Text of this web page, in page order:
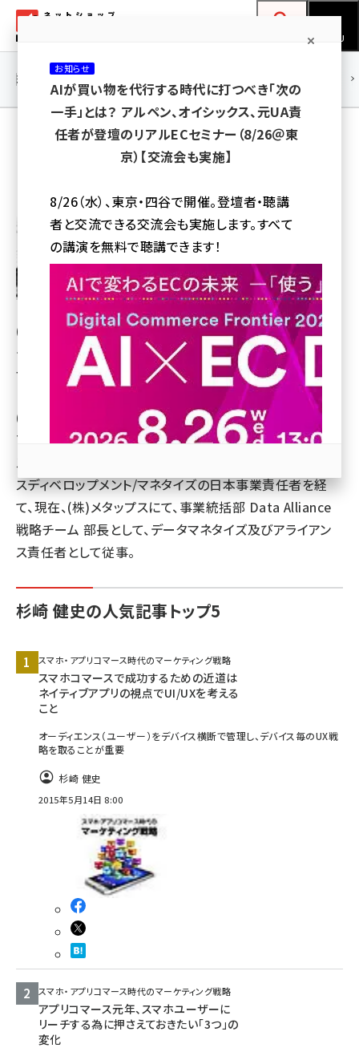
ン
ネットショップ担当者フォーラム
MENU
yahoo (1906)
楽天 (1874)
アスクル (1122)
base (1081)
ビィ・フォアード (776)
revico (744)
連載・特集 |
杉崎 健史
(株)サイバー・コミュニケーションズを経て、(株)アサツー・
ディケィにて、大手クライアントのオンラインオフラインの
マーケティング戦略を推進。
(株)デジタルガレージでは、
Technorati,Twitter,LinkedIn,Kiipを含む10数社の海外
スタートアップ企業とのアライアンス/ローカライズ/ビジネ
スディベロップメント/マネタイズの日本事業責任者を経
て、現在、(株)メタップスにて、事業統括部 Data Alliance
戦略チーム 部長として、データマネタイズ及びアライアン
ス責任者として従事。
杉崎 健史の人気記事トップ5
スマホ・アプリコマース時代のマーケティング戦略
スマホコマースで成功するための近道は
ネイティブアプリの視点でUI/UXを考える
こと
オーディエンス（ユーザー）をデバイス横断で管理し、デバイス毎のUX戦
略を取ることが重要
杉崎 健史
2015年5月14日 8:00
スマホ・アプリコマース時代のマーケティング戦略
アプリコマース元年、スマホユーザーに
リーチする為に押さえておきたい「3つ」の
変化
お知らせ
AIが買い物を代行する時代に打つべき「次の
一手」とは？ アルペン、オイシックス、元UA責
任者が登壇のリアルECセミナー（8/26＠東
京）【交流会も実施】
8/26（水）、東京・四谷で開催。登壇者・聴講
者と交流できる交流会も実施します。すべて
の講演を無料で聴講できます！
参加登録はこちら↑